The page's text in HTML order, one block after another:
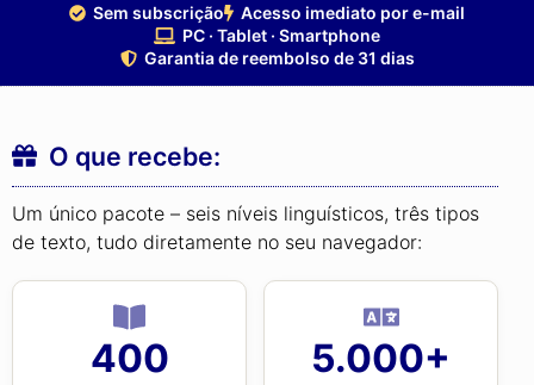
Sem subscrição
Acesso imediato por e-mail
PC · Tablet · Smartphone
Garantia de reembolso de 31 dias
O que recebe:
Um único pacote – seis níveis linguísticos, três tipos
de texto, tudo diretamente no seu navegador:
400 5.000+